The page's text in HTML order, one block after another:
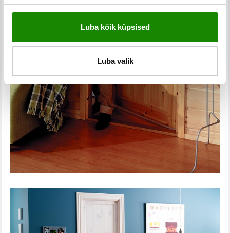
Luba kõik küpsised
Luba valik
SISEUKS TRADITION 51